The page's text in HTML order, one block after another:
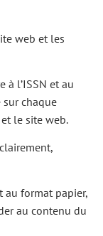
web et les
l’ISSN et au
chaque
le site web.
au format papier,
au contenu du